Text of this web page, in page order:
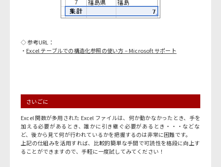
◇ 参考URL：
・ Excel テーブルでの構造化参照の使い方 – Microsoft サポート
さいごに
Excel 関数が多用された Excel ファイルは、何か動かなかったとき、手を
加える必要があるとき、誰かに引き継ぐ必要があるとき・・・などな
ど、後から見て何が行われているかを把握するのは非常に困難です。
上記の仕組みを活用すれば、比較的簡単な手間で可読性を格段に向上す
ることができますので、手軽に一度試してみてください！